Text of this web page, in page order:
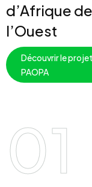
d’Afrique de
l’Ouest
Découvrir le projet
PAOPA
01